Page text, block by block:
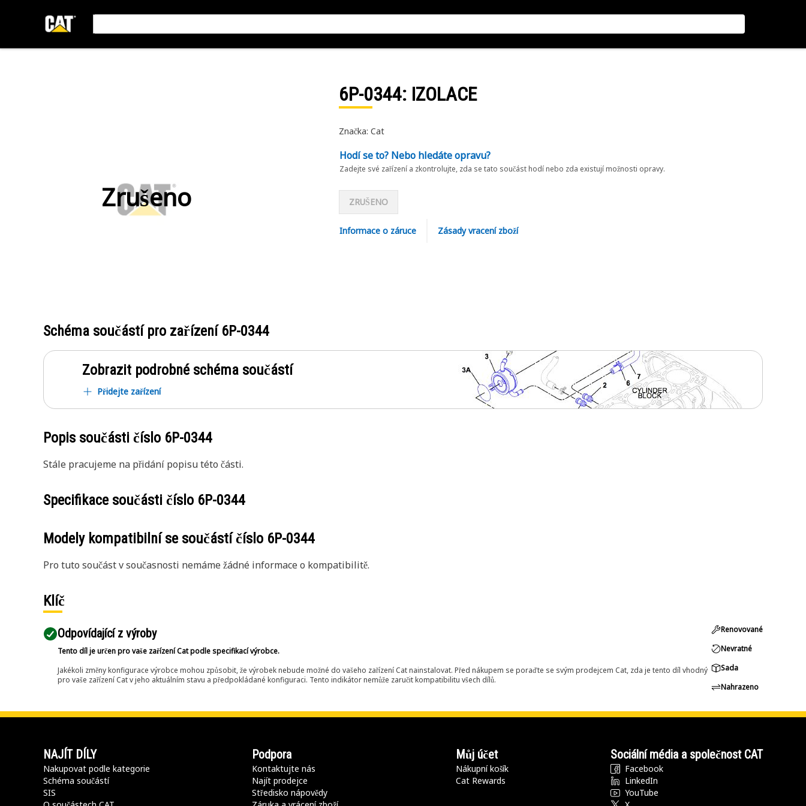
Zrušeno
6P-0344: IZOLACE
Značka: Cat
Hodí se to? Nebo hledáte opravu?
Zadejte své zařízení a zkontrolujte, zda se tato součást hodí nebo zda existují možnosti opravy.
ZRUŠENO
Informace o záruce Zásady vracení zboží
Schéma součástí pro zařízení 6P-0344
Zobrazit podrobné schéma součástí
Přidejte zařízení
Popis součásti číslo 6P-0344
Stále pracujeme na přidání popisu této části.
Specifikace součásti číslo 6P-0344
Modely kompatibilní se součástí číslo 6P-0344
Pro tuto součást v současnosti nemáme žádné informace o kompatibilitě.
Klíč
Odpovídající z výroby
Tento díl je určen pro vaše zařízení Cat podle specifikací výrobce.
Jakékoli změny konfigurace výrobce mohou způsobit, že výrobek nebude možné do vašeho zařízení Cat nainstalovat. Před nákupem se poraďte se svým prodejcem Cat, zda je tento díl vhodný
pro vaše zařízení Cat v jeho aktuálním stavu a předpokládané konfiguraci. Tento indikátor nemůže zaručit kompatibilitu všech dílů.
Renovované
Nevratné
Sada
Nahrazeno
NAJÍT DÍLY
Nakupovat podle kategorie
Schéma součástí
SIS
Podpora
Kontaktujte nás
Najít prodejce
Středisko nápovědy
Můj účet
Nákupní košík
Cat Rewards
Sociální média a společnost CAT
Facebook
LinkedIn
YouTube